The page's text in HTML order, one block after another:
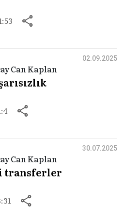
Can Kaplan
02.09.2025
Can Kaplan
transferler
30.07.2025